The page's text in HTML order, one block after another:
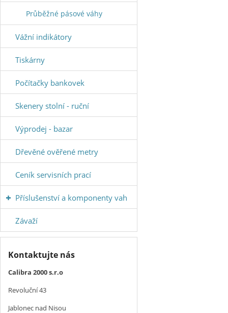
Průběžné pásové váhy
Vážní indikátory
Tiskárny
Počítačky bankovek
Skenery stolní - ruční
Výprodej - bazar
Dřevěné ověřené metry
Ceník servisních prací
Příslušenství a komponenty vah
Závaží
Kontaktujte nás
Calibra 2000 s.r.o
Revoluční 43
Jablonec nad Nisou